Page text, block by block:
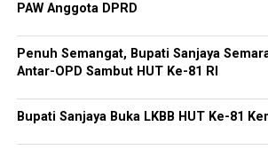
PAW Anggota DPRD
Penuh Semangat, Bupati Sanjaya
Antar-OPD Sambut HUT Ke-81 RI
Bupati Sanjaya Buka LKBB HUT Ke-81